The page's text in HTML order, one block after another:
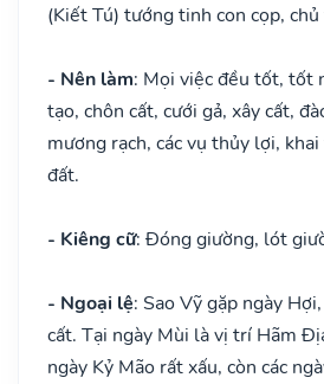
(Kiết Tú) tướng tinh con cọp,
- Nên làm: Mọi việc đều tốt, tốt
tạo, chôn cất, cưới gả, xây cất,
mương rạch, các vụ thủy lợi,
đất.
- Kiêng cữ: Đóng giường, lót
- Ngoại lệ: Sao Vỹ gặp ngày
cất. Tại ngày Mùi là vị trí Hãm
ngày Kỷ Mão rất xấu, còn các